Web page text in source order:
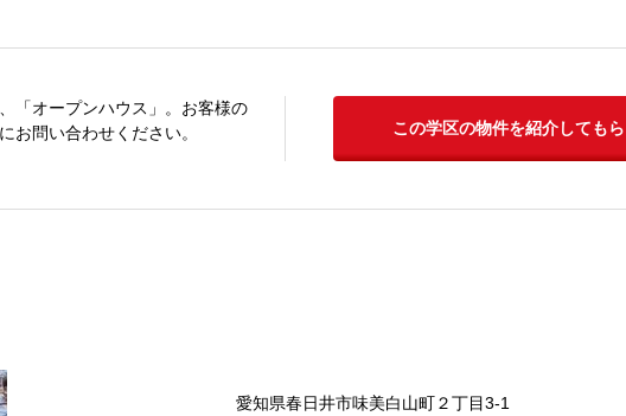
「オープンハウス」。お客様の
お問い合わせください。
この学区の物件を紹介してもら
愛知県春日井市味美白山町２丁目3-1